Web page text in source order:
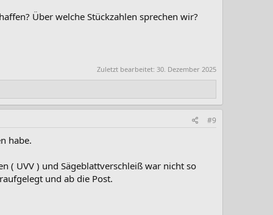
Über welche Stückzahlen sprechen wir?
Zuletzt bearbeitet: 30. Dezember 2025
#9
habe.
( UVV ) und Sägeblattverschleiß war nicht so
und ab die Post.